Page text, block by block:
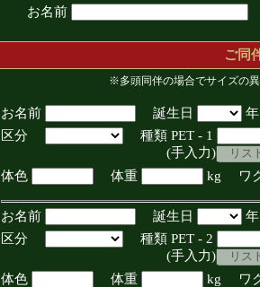
お名前
ご同
※多頭同伴の場合でサイズの
お名前 誕生日
区分
種類 PET - 1
(手入力)
体色
体重 kg ワ
お名前 誕生日
区分
種類 PET - 2
(手入力)
体色
体重 kg ワ